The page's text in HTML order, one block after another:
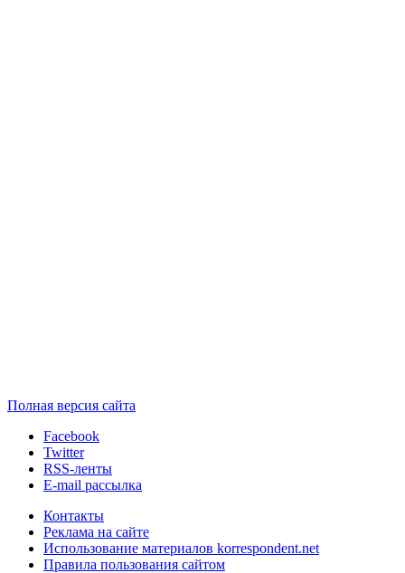
Полная версия сайта
Facebook
Twitter
RSS-ленты
E-mail рассылка
Контакты
Реклама на сайте
Использование материалов korrespondent.net
Правила пользования сайтом